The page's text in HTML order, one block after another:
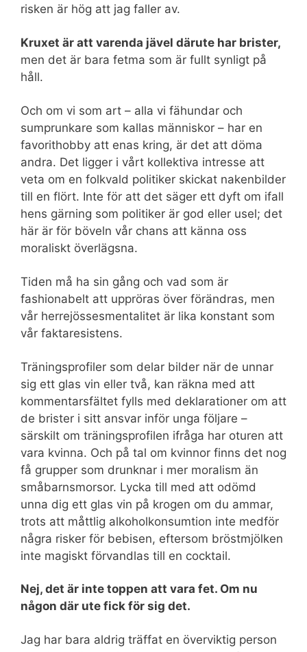
risken är hög att jag faller av.
Kruxet är att varenda jävel därute har brister,
men det är bara fetma som är fullt synligt på
håll.
Och om vi som art – alla vi fähundar och
sumprunkare som kallas människor – har en
favorithobby att enas kring, är det att döma
andra. Det ligger i vårt kollektiva intresse att
veta om en folkvald politiker skickat nakenbilder
till en flört. Inte för att det säger ett dyft om ifall
hens gärning som politiker är god eller usel; det
här är för böveln vår chans att känna oss
moraliskt överlägsna.
Tiden må ha sin gång och vad som är
fashionabelt att uppröras över förändras, men
vår herrejössesmentalitet är lika konstant som
vår faktaresistens.
Träningsprofiler som delar bilder när de unnar
sig ett glas vin eller två, kan räkna med att
kommentarsfältet fylls med deklarationer om att
de brister i sitt ansvar inför unga följare –
särskilt om träningsprofilen ifråga har oturen att
vara kvinna. Och på tal om kvinnor finns det nog
få grupper som drunknar i mer moralism än
småbarnsmorsor. Lycka till med att odömd
unna dig ett glas vin på krogen om du ammar,
trots att måttlig alkoholkonsumtion inte medför
några risker för bebisen, eftersom bröstmjölken
inte magiskt förvandlas till en cocktail.
Nej, det är inte toppen att vara fet. Om nu
någon där ute fick för sig det.
Jag har bara aldrig träffat en överviktig person